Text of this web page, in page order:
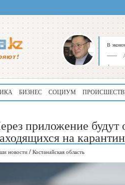
В
БИЗНЕС СОЦИУМ
приложение будут
на
новости / Костанайская область